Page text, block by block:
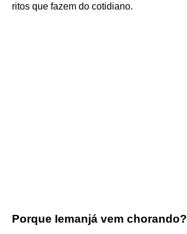
ritos que fazem do cotidiano.
Porque Iemanjá vem chorando?